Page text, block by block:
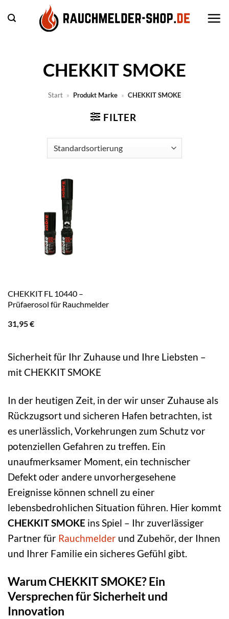
Inhalt
CHEKKIT SMOKE
Start » Produkt Marke » CHEKKIT SMOKE
FILTER
CHEKKIT FL 10440 –
Prüfaerosol für Rauchmelder
31,95€
Sicherheit für Ihr Zuhause und Ihre Liebsten –
mit CHEKKIT SMOKE
In der heutigen Zeit, in der wir unser Zuhause als
Rückzugsort und sicheren Hafen betrachten, ist
es unerlässlich, Vorkehrungen zum Schutz vor
potenziellen Gefahren zu treffen. Ein
unaufmerksamer Moment, ein technischer
Defekt oder andere unvorhergesehene
Ereignisse können schnell zu einer
lebensbedrohlichen Situation führen. Hier kommt
CHEKKIT SMOKE ins Spiel – Ihr zuverlässiger
Partner für Rauchmelder und Zubehör, der Ihnen
und Ihrer Familie ein sicheres Gefühl gibt.
Warum CHEKKIT SMOKE? Ein
Versprechen für Sicherheit und
Innovation